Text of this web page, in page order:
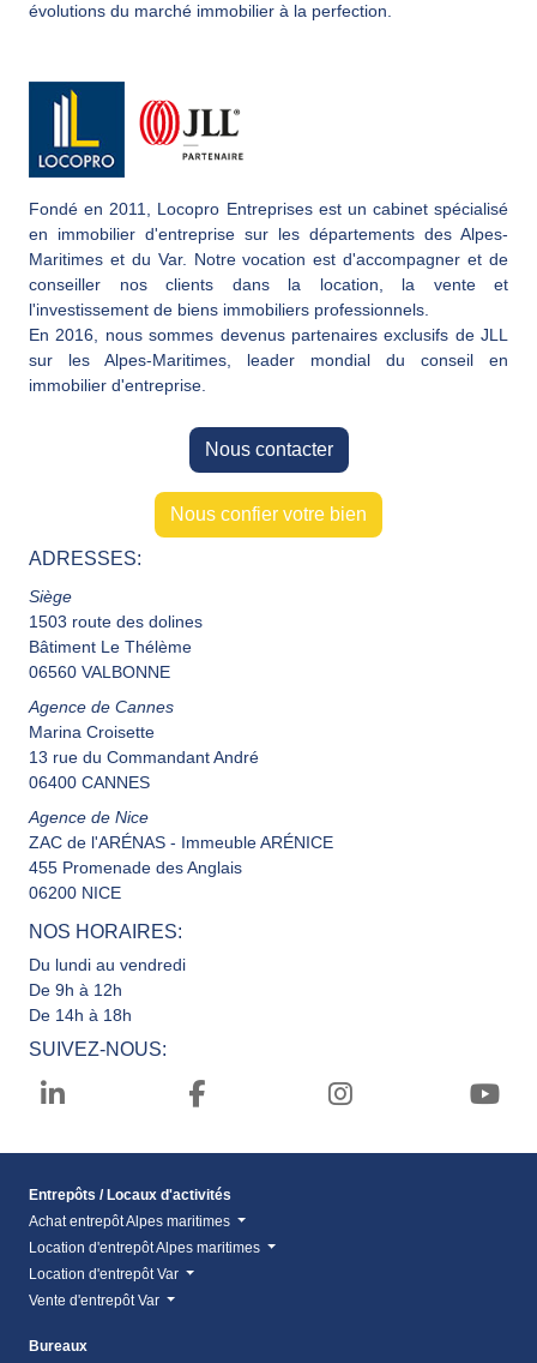
évolutions du marché immobilier à la perfection.
Fondé en 2011, Locopro Entreprises est un cabinet spécialisé
en immobilier d'entreprise sur les départements des Alpes-
Maritimes et du Var. Notre vocation est d'accompagner et de
conseiller nos clients dans la location, la vente et
l'investissement de biens immobiliers professionnels.
En 2016, nous sommes devenus partenaires exclusifs de JLL
sur les Alpes-Maritimes, leader mondial du conseil en
immobilier d'entreprise.
Nous contacter
Nous confier votre bien
ADRESSES:
Siège
1503 route des dolines
Bâtiment Le Thélème
06560 VALBONNE
Agence de Cannes
Marina Croisette
13 rue du Commandant André
06400 CANNES
Agence de Nice
ZAC de l'ARÉNAS - Immeuble ARÉNICE
455 Promenade des Anglais
06200 NICE
NOS HORAIRES:
Du lundi au vendredi
De 9h à 12h
De 14h à 18h
SUIVEZ-NOUS:
Entrepôts / Locaux d'activités
Achat entrepôt Alpes maritimes
Location d'entrepôt Alpes maritimes
Location d'entrepôt Var
Vente d'entrepôt Var
Bureaux